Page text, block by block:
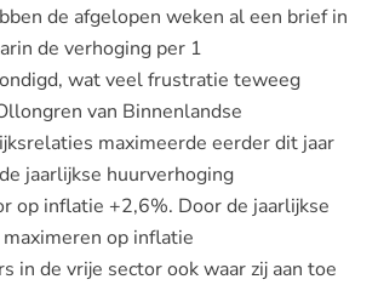
de afgelopen weken al een brief in
de verhoging per 1
wat veel frustratie teweeg
van Binnenlandse
maximeerde eerder dit jaar
jaarlijkse huurverhoging
op inflatie +2,6%. Door de jaarlijkse
op inflatie
in de vrije sector ook waar zij aan toe